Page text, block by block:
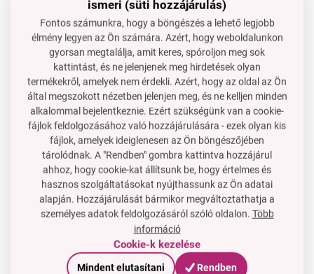
2 az 1-ben multifunkciós mop
használhatod nedvesenésszárazon, mintseprűt
ablaktisztítót.
vödörpraktikusankét kamráravanosztva:
1.nedves- víz amop mosásáhozés beépített
szennyeződés eltávolító kefével
száraz- amop kicsavarásához, praktikus kaparóval
a tökéletes kicsavarás érdekében
leeresztő szelep,összecsukható rúd
ismeri (süti hozzájárulás)
Fontos számunkra, hogy a böngészés a lehető legjobb
élmény legyen az Ön számára. Azért, hogy weboldalunkon
gyorsan megtalálja, amit keres, spóroljon meg sok
kattintást, és ne jelenjenek meg hirdetések olyan
termékekről, amelyek nem érdekli. Azért, hogy az oldal az Ön
által megszokott nézetben jelenjen meg, és ne kelljen minden
alkalommal bejelentkeznie. Ezért szükségünk van a cookie-
fájlok feldolgozásához való hozzájárulására - ezek olyan kis
fájlok, amelyek ideiglenesen az Ön böngészőjében
tárolódnak. A "Rendben" gombra kattintva hozzájárul
ahhoz, hogy cookie-kat állítsunk be, hogy értelmes és
hasznos szolgáltatásokat nyújthassunk az Ön adatai
alapján. Hozzájárulását bármikor megváltoztathatja a
személyes adatok feldolgozásáról szóló oldalon. Több
információ
Cookie-k kezelése
Mindent elutasítani Rendben